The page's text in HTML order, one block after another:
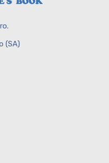
(SA)